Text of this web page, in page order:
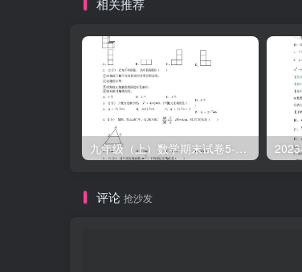
相关推荐
九年级（上）数学期末试卷5-1卷北师大版
评论 抢沙发